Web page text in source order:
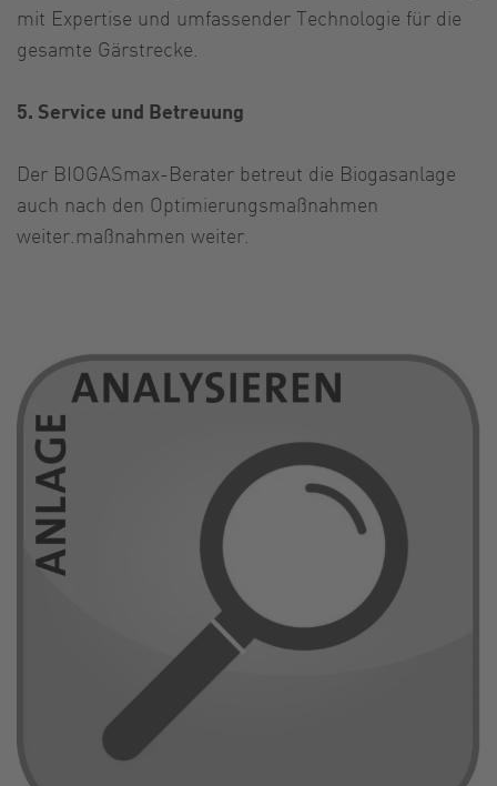
mit Expertise und umfassender Technologie für die
gesamte Gärstrecke.
5. Service und Betreuung
Der BIOGASmax-Berater betreut die Biogasanlage
auch nach den Optimierungsmaßnahmen
weiter.maßnahmen weiter.